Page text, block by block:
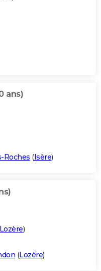
ans)
Roches (Isère)
)
(Lozère)